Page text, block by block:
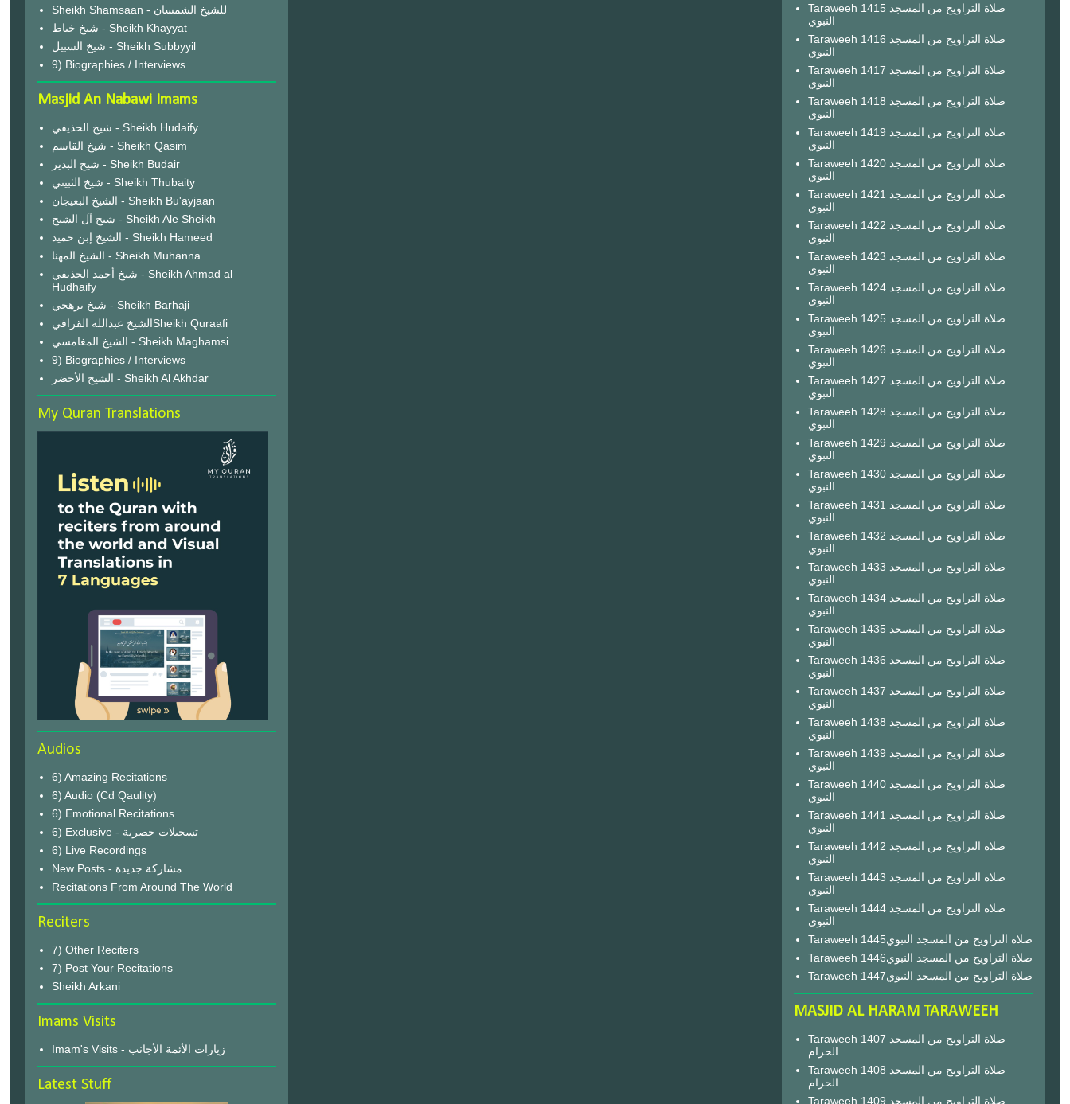
Sheikh Shamsaan - للشيخ الشمسان
شيخ خياط - Sheikh Khayyat
شيخ السبيل - Sheikh Subbyyil
9) Biographies / Interviews
Masjid An Nabawi Imams
شيخ الحذيفي - Sheikh Hudaify
شيخ القاسم - Sheikh Qasim
شيخ البدير - Sheikh Budair
شيخ الثبيتي - Sheikh Thubaity
الشيخ البعيجان - Sheikh Bu'ayjaan
شيخ آل الشيخ - Sheikh Ale Sheikh
الشيخ إبن حميد - Sheikh Hameed
الشيخ المهنا - Sheikh Muhanna
شيخ أحمد الحذيفي - Sheikh Ahmad al
Hudhaify
شيخ برهجي - Sheikh Barhaji
الشيخ عبدالله القرافيSheikh Quraafi
الشيخ المغامسي - Sheikh Maghamsi
9) Biographies / Interviews
الشيخ الأخضر - Sheikh Al Akhdar
My Quran Translations
Audios
6) Amazing Recitations
6) Audio (Cd Qaulity)
6) Emotional Recitations
6) Exclusive - تسجيلات حصرية
6) Live Recordings
New Posts - مشاركة جديدة
Recitations From Around The World
Reciters
7) Other Reciters
7) Post Your Recitations
Sheikh Arkani
Imams Visits
Imam's Visits - زيارات الأئمة الأجانب
Latest Stuff
Taraweeh 1415 صلاة التراويح من المسجد
النبوي
Taraweeh 1416 صلاة التراويح من المسجد
النبوي
Taraweeh 1417 صلاة التراويح من المسجد
النبوي
Taraweeh 1418 صلاة التراويح من المسجد
النبوي
Taraweeh 1419 صلاة التراويح من المسجد
النبوي
Taraweeh 1420 صلاة التراويح من المسجد
النبوي
Taraweeh 1421 صلاة التراويح من المسجد
النبوي
Taraweeh 1422 صلاة التراويح من المسجد
النبوي
Taraweeh 1423 صلاة التراويح من المسجد
النبوي
Taraweeh 1424 صلاة التراويح من المسجد
النبوي
Taraweeh 1425 صلاة التراويح من المسجد
النبوي
Taraweeh 1426 صلاة التراويح من المسجد
النبوي
Taraweeh 1427 صلاة التراويح من المسجد
النبوي
Taraweeh 1428 صلاة التراويح من المسجد
النبوي
Taraweeh 1429 صلاة التراويح من المسجد
النبوي
Taraweeh 1430 صلاة التراويح من المسجد
النبوي
Taraweeh 1431 صلاة التراويح من المسجد
النبوي
Taraweeh 1432 صلاة التراويح من المسجد
النبوي
Taraweeh 1433 صلاة التراويح من المسجد
النبوي
Taraweeh 1434 صلاة التراويح من المسجد
النبوي
Taraweeh 1435 صلاة التراويح من المسجد
النبوي
Taraweeh 1436 صلاة التراويح من المسجد
النبوي
Taraweeh 1437 صلاة التراويح من المسجد
النبوي
Taraweeh 1438 صلاة التراويح من المسجد
النبوي
Taraweeh 1439 صلاة التراويح من المسجد
النبوي
Taraweeh 1440 صلاة التراويح من المسجد
النبوي
Taraweeh 1441 صلاة التراويح من المسجد
النبوي
Taraweeh 1442 صلاة التراويح من المسجد
النبوي
Taraweeh 1443 صلاة التراويح من المسجد
النبوي
Taraweeh 1444 صلاة التراويح من المسجد
النبوي
Taraweeh 1445صلاة التراويح من المسجد النبوي
Taraweeh 1446صلاة التراويح من المسجد النبوي
Taraweeh 1447صلاة التراويح من المسجد النبوي
MASJID AL HARAM TARAWEEH
Taraweeh 1407 صلاة التراويح من المسجد
الحرام
Taraweeh 1408 صلاة التراويح من المسجد
الحرام
Taraweeh 1409 صلاة التراويح من المسجد